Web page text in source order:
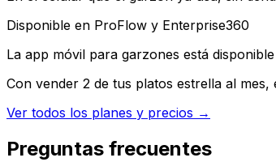
Disponible en ProFlow y Enterprise360
La app móvil para garzones está
Con vender 2 de tus platos estrella al mes,
Ver todos los planes y precios →
Preguntas frecuentes